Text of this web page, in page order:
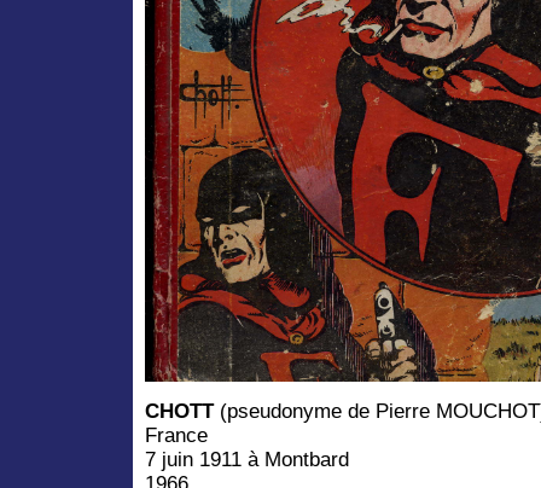
CHOTT(pseudonyme de Pierre
France
7 juin 1911 à Montbard